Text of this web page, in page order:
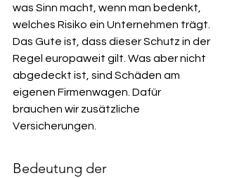
was Sinn macht, wenn man bedenkt,
welches Risiko ein Unternehmen trägt.
Das Gute ist, dass dieser Schutz in der
Regel europaweit gilt. Was aber nicht
abgedeckt ist, sind Schäden am
eigenen Firmenwagen. Dafür
brauchen wir zusätzliche
Versicherungen.
Bedeutung der